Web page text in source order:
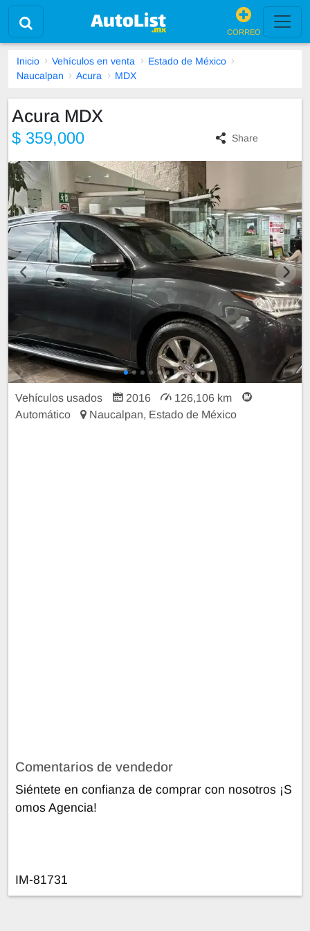
CORREO
Inicio Vehículos en venta
Estado de México
Naucalpan
Acura MDX
Acura MDX
$ 359,000 Share
Vehículos usados 2016
126,106 km
Automático
Naucalpan, Estado de México
Comentarios de vendedor
Siéntete en confianza de comprar con nosotros ¡S
omos Agencia!
IM-81731